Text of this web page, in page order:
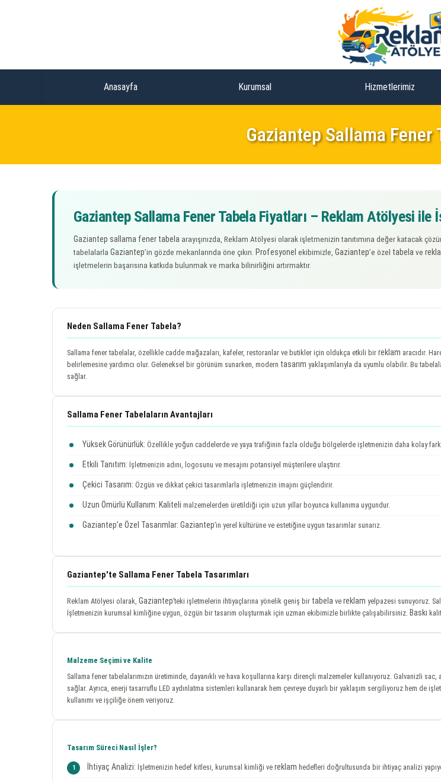
Anasayfa Kurumsal Hizmetlerimiz
Gaziantep Sallama Fener
Gaziantep Sallama Fener Tabela Fiyatları – Reklam Atölyesi ile
Gaziantep sallama fener tabela arayışınızda, Reklam Atölyesi olarak işletmenizin tanıtımına değer katacak
tabelalarla Gaziantep’in gözde mekanlarında öne çıkın. Profesyonel ekibimizle, Gaziantep’e özel tabela ve
işletmelerin başarısına katkıda bulunmak ve marka bilinirliğini artırmaktır.
Neden Sallama Fener Tabela?
Sallama fener tabelalar, özellikle cadde mağazaları, kafeler, restoranlar ve butikler için oldukça etkili bir reklam aracıdır.
belirlemesine yardımcı olur. Geleneksel bir görünüm sunarken, modern tasarım yaklaşımlarıyla da uyumlu olabilir. Bu
sağlar.
Sallama Fener Tabelaların Avantajları
Yüksek Görünürlük: Özellikle yoğun caddelerde ve yaya trafiğinin fazla olduğu bölgelerde işletmenizin daha kolay
Etkili Tanıtım: İşletmenizin adını, logosunu ve mesajını potansiyel müşterilere ulaştırır.
Çekici Tasarım: Özgün ve dikkat çekici tasarımlarla işletmenizin imajını güçlendirir.
Uzun Ömürlü Kullanım: Kaliteli malzemelerden üretildiği için uzun yıllar boyunca kullanıma uygundur.
Gaziantep’e Özel Tasarımlar: Gaziantep’in yerel kültürüne ve estetiğine uygun tasarımlar sunarız.
Gaziantep'te Sallama Fener Tabela Tasarımları
Reklam Atölyesi olarak, Gaziantep’teki işletmelerin ihtiyaçlarına yönelik geniş bir tabela ve reklam yelpazesi sunuyoruz.
İşletmenizin kurumsal kimliğine uygun, özgün bir tasarım oluşturmak için uzman ekibimizle birlikte çalışabilirsiniz. Baskı
Malzeme Seçimi ve Kalite
Sallama fener tabelalarımızın üretiminde, dayanıklı ve hava koşullarına karşı dirençli malzemeler kullanıyoruz. Galvanizli
sağlar. Ayrıca, enerji tasarruflu LED aydınlatma sistemleri kullanarak hem çevreye duyarlı bir yaklaşım sergiliyoruz hem de
kullanımı ve işçiliğe önem veriyoruz.
Tasarım Süreci Nasıl İşler?
İhtiyaç Analizi: İşletmenizin hedef kitlesi, kurumsal kimliği ve reklam hedefleri doğrultusunda bir ihtiyaç analizi